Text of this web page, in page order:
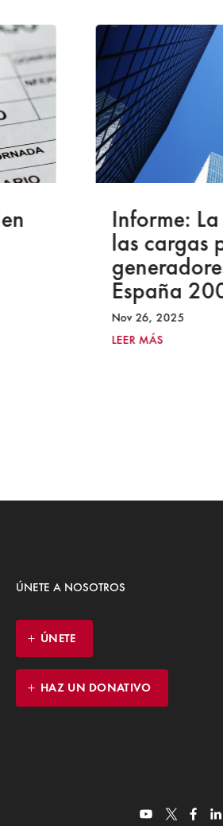
Informe:
las cargas
España
Nov 26, 2025
LEER MÁS
ÚNETE A NOSOTROS
ÚNETE
HAZ UN DONATIVO